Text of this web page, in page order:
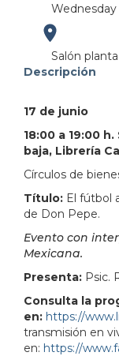
Wednesday
Salón
Descripción
17 de junio
18:00 a 19:00
baja, Librería
Círculos de
Título: El fútbol
de Don Pepe.
Evento con
Mexicana.
Presenta: Psic.
Consulta la
en: https://
transmisión en
en: https://